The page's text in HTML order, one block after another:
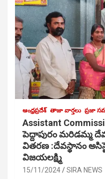
ఆంధ్రప్రదేశ్ తాజా వార్తలు ప్రజా
Assistant
పెద్దాపురం మరిడమ్మ
వితరణ :దేవస్థానం
విజయలక్ష్మి
15/11/2024 SIRA NEWS